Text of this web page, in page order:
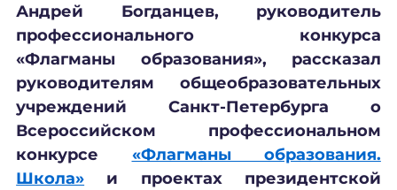
Андрей Богданцев, руководитель
профессионального конкурса
«Флагманы образования», рассказал
руководителям общеобразовательных
учреждений Санкт-Петербурга о
Всероссийском профессиональном
конкурсе «Флагманы образования.
Школа» и проектах президентской